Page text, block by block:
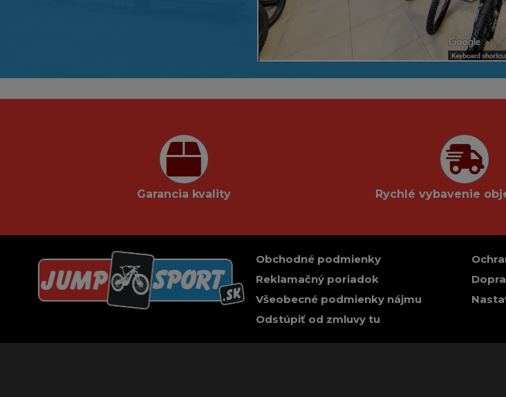
Garancia kvality Rychlé vybavenie
Obchodné podmienky
Reklamačný poriadok
Všeobecné podmienky nájmu
Odstúpiť od zmluvy tu